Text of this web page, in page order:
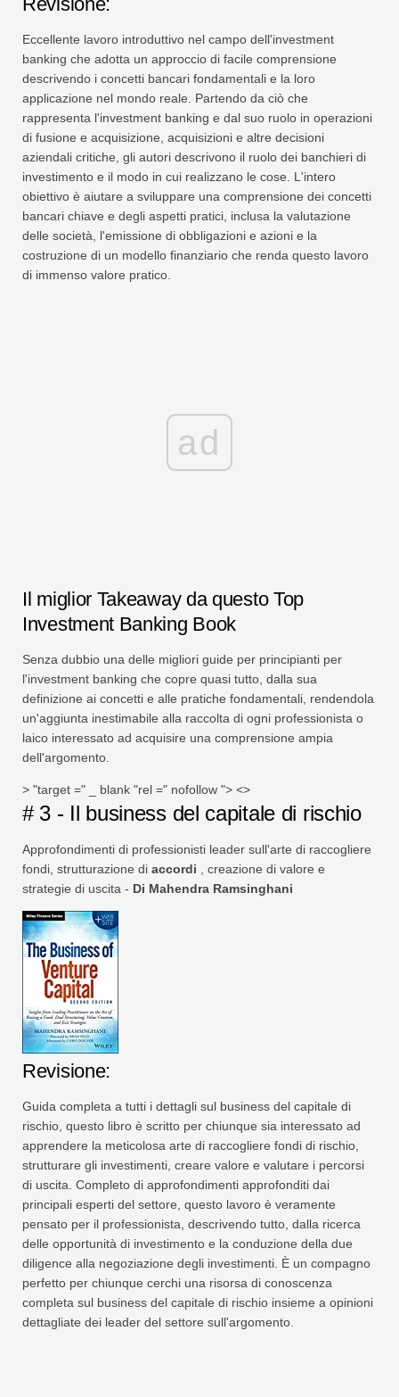
Eccellente lavoro introduttivo nel campo dell'investment
banking che adotta un approccio di facile comprensione
descrivendo i concetti bancari fondamentali e la loro
applicazione nel mondo reale. Partendo da ciò che
rappresenta l'investment banking e dal suo ruolo in operazioni
di fusione e acquisizione, acquisizioni e altre decisioni
aziendali critiche, gli autori descrivono il ruolo dei banchieri di
investimento e il modo in cui realizzano le cose. L'intero
obiettivo è aiutare a sviluppare una comprensione dei concetti
bancari chiave e degli aspetti pratici, inclusa la valutazione
delle società, l'emissione di obbligazioni e azioni e la
costruzione di un modello finanziario che renda questo lavoro
di immenso valore pratico.
ad
Il miglior Takeaway da questo Top
Investment Banking Book
Senza dubbio una delle migliori guide per principianti per
l'investment banking che copre quasi tutto, dalla sua
definizione ai concetti e alle pratiche fondamentali, rendendola
un'aggiunta inestimabile alla raccolta di ogni professionista o
laico interessato ad acquisire una comprensione ampia
dell'argomento.
> "target =" _ blank "rel =" nofollow "> <>
# 3 - Il business del capitale di rischio
Approfondimenti di professionisti leader sull'arte di raccogliere
fondi, strutturazione di accordi , creazione di valore e
strategie di uscita - Di Mahendra Ramsinghani
Revisione:
Guida completa a tutti i dettagli sul business del capitale di
rischio, questo libro è scritto per chiunque sia interessato ad
apprendere la meticolosa arte di raccogliere fondi di rischio,
strutturare gli investimenti, creare valore e valutare i percorsi
di uscita. Completo di approfondimenti approfonditi dai
principali esperti del settore, questo lavoro è veramente
pensato per il professionista, descrivendo tutto, dalla ricerca
delle opportunità di investimento e la conduzione della due
diligence alla negoziazione degli investimenti. È un compagno
perfetto per chiunque cerchi una risorsa di conoscenza
completa sul business del capitale di rischio insieme a opinioni
dettagliate dei leader del settore sull'argomento.